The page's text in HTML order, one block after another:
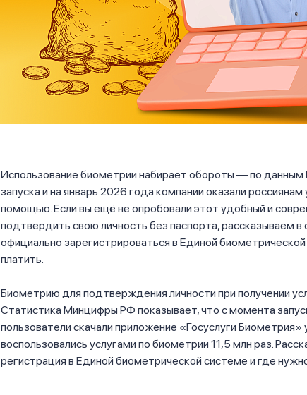
Использование биометрии набирает обороты — по
запуска и на январь 2026 года компании оказали россиянам
помощью. Если вы ещё не опробовали этот удобный и
подтвердить свою личность без паспорта, рассказываем
официально зарегистрироваться в Единой
платить.
Биометрию для подтверждения личности при получении
Статистика Минцифры РФ показывает, что с момента
пользователи скачали приложение «Госуслуги Биометрия»
воспользовались услугами по биометрии 11,5 млн раз.
регистрация в Единой биометрической системе и где